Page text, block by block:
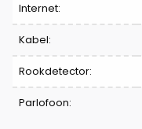
Internet:
Kabel:
Rookdetector:
Parlofoon: